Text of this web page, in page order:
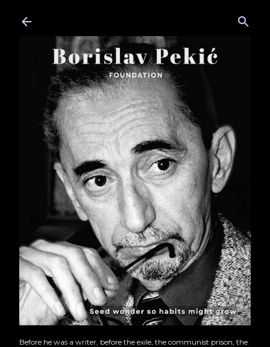
Before he was a writer, before the exile, the communist prison, the